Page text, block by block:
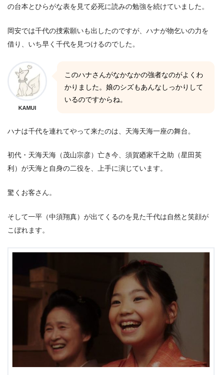
の台本とひらがな表を見て必死に読みの勉強を続けていました。
岡安では千代の捜索願いも出したのですが、ハナが物乞いの力を
借り、いち早く千代を見つけるのでした。
KAMUI
このハナさんがなかなかの強者なのがよくわ
かりました。娘のシズもあんなしっかりして
いるのですからね。
ハナは千代を連れてやって来たのは、天海天海一座の舞台。
初代・天海天海（茂山宗彦）亡き今、須賀廼家千之助（星田英
利）が天海と自身の二役を、上手に演じています。
驚くお客さん。
そして一平（中須翔真）が出てくるのを見た千代は自然と笑顔が
こぼれます。